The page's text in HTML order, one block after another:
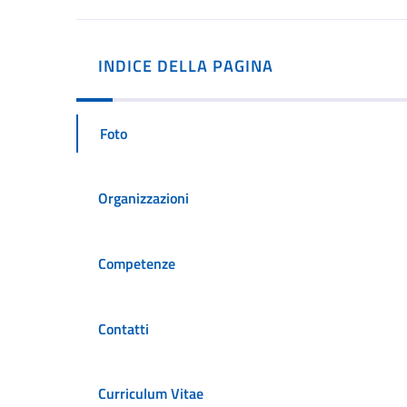
INDICE DELLA PAGINA
Foto
Organizzazioni
Competenze
Contatti
Curriculum Vitae